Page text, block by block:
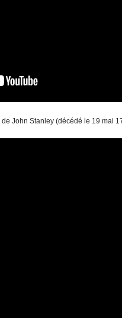
John Stanley (décédé le 19 mai